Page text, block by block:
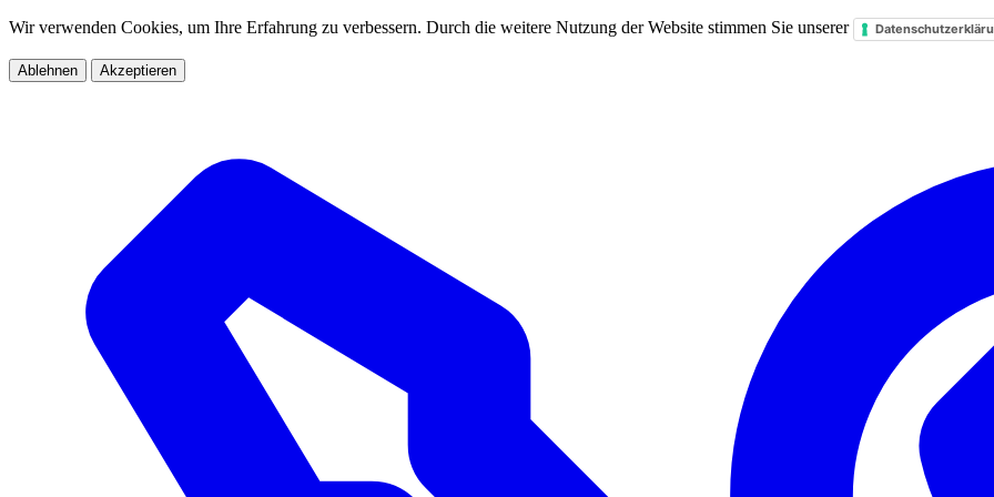
Wir verwenden Cookies, um Ihre Erfahrung zu verbessern. Durch die weitere Nutzung der Website stimmen Sie unserer
Ablehnen Akzeptieren